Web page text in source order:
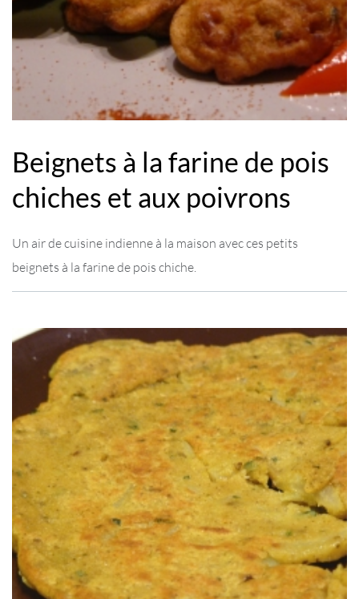
Beignets à la farine de pois
chiches et aux poivrons
Un air de cuisine indienne à la maison avec ces petits
beignets à la farine de pois chiche.